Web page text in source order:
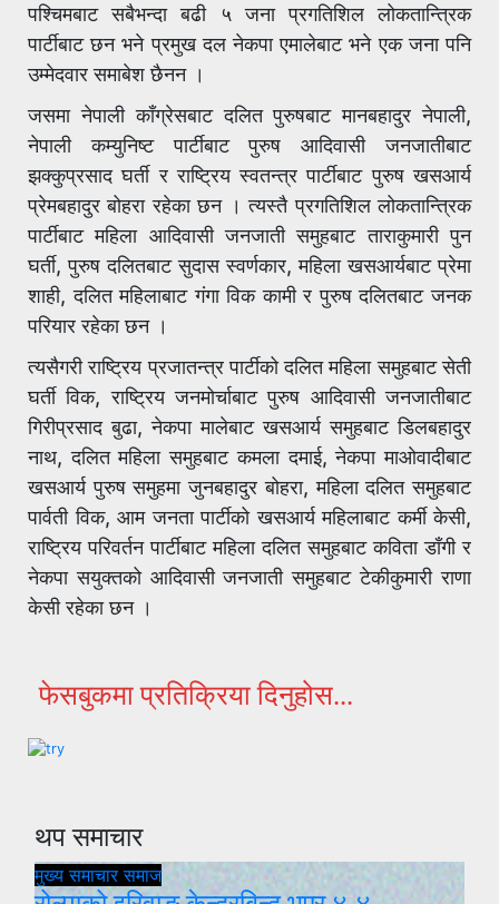
पश्चिमबाट सबैभन्दा बढी ५ जना प्रगतिशिल लोकतान्त्रिक
पार्टीबाट छन भने प्रमुख दल नेकपा एमालेबाट भने एक जना पनि
उम्मेदवार समाबेश छैनन ।
जसमा नेपाली काँग्रेसबाट दलित पुरुषबाट मानबहादुर नेपाली,
नेपाली कम्युनिष्ट पार्टीबाट पुरुष आदिवासी जनजातीबाट
झक्कुप्रसाद घर्ती र राष्ट्रिय स्वतन्त्र पार्टीबाट पुरुष खसआर्य
प्रेमबहादुर बोहरा रहेका छन । त्यस्तै प्रगतिशिल लोकतान्त्रिक
पार्टीबाट महिला आदिवासी जनजाती समुहबाट ताराकुमारी पुन
घर्ती, पुरुष दलितबाट सुदास स्वर्णकार, महिला खसआर्यबाट प्रेमा
शाही, दलित महिलाबाट गंगा विक कामी र पुरुष दलितबाट जनक
परियार रहेका छन ।
त्यसैगरी राष्ट्रिय प्रजातन्त्र पार्टीको दलित महिला समुहबाट सेती
घर्ती विक, राष्ट्रिय जनमोर्चाबाट पुरुष आदिवासी जनजातीबाट
गिरीप्रसाद बुढा, नेकपा मालेबाट खसआर्य समुहबाट डिलबहादुर
नाथ, दलित महिला समुहबाट कमला दमाई, नेकपा माओवादीबाट
खसआर्य पुरुष समुहमा जुनबहादुर बोहरा, महिला दलित समुहबाट
पार्वती विक, आम जनता पार्टीको खसआर्य महिलाबाट कर्मी केसी,
राष्ट्रिय परिवर्तन पार्टीबाट महिला दलित समुहबाट कविता डाँगी र
नेकपा सयुक्तको आदिवासी जनजाती समुहबाट टेकीकुमारी राणा
केसी रहेका छन ।
फेसबुकमा प्रतिक्रिया दिनुहोस...
थप समाचार
मुख्य समाचारसमाज